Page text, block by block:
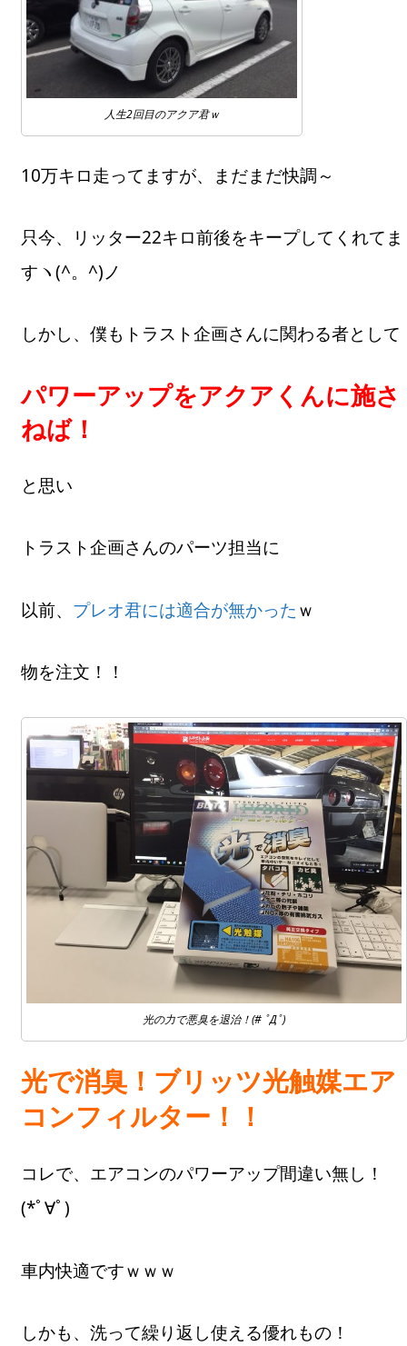
人生2回目のアクア君ｗ
10万キロ走ってますが、まだまだ快調～
只今、リッター22キロ前後をキープしてくれてま
すヽ(^。^)ノ
しかし、僕もトラスト企画さんに関わる者として
パワーアップをアクアくんに施さ
ねば！
と思い
トラスト企画さんのパーツ担当に
以前、 プレオ君には適合が無かったｗ
物を注文！！
光の力で悪臭を退治！(# ﾟДﾟ)
光で消臭！ブリッツ光触媒エア
コンフィルター！！
コレで、エアコンのパワーアップ間違い無し！
(*ﾟ∀ﾟ)
車内快適ですｗｗｗ
しかも、洗って繰り返し使える優れもの！